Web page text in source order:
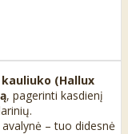
(Hallux
, pagerinti kasdienį
– tuo didesnė